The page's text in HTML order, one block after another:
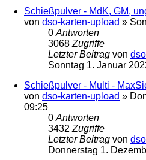
Schießpulver - MdK, GM,
von dso-karten-upload »
0Antworten
3068Zugriffe
Letzter Beitrag von
Sonntag 1. Januar
Schießpulver - Multi -
von dso-karten-upload »
09:25
0Antworten
3432Zugriffe
Letzter Beitrag von
Donnerstag 1.